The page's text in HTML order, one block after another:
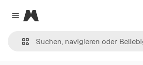
Close menu
Magnific